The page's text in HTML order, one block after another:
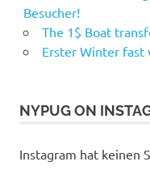
Besucher!
The 1$ Boat
Erster Winter fast
NYPUG ON
Instagram hat keinen